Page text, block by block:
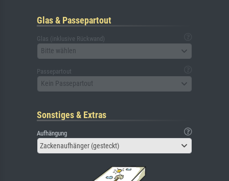
Glas & Passepartout
Glas (inklusive Rückwand)
Bitte wählen
Passepartout
Kein Passepartout
Sonstiges & Extras
Aufhängung
Zackenaufhänger (gesteckt)